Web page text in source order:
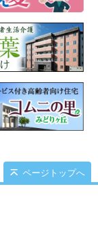
ページトップへ